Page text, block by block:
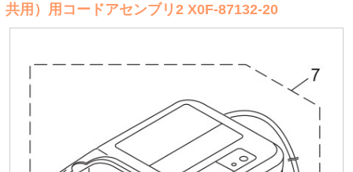
共用）用コードアセンブリ2 X0F-87132-20